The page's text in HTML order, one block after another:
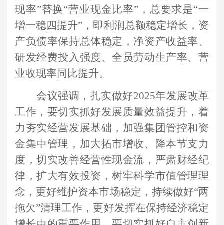
现率”替换“营业现金比率”，总要求是“一
增一稳四提升”，即利润总额稳定增长，资
产负债率保持总体稳定，净资产收益率、
研发经费投入强度、全员劳动生产率、营
业收现率同比提升。
会议强调，扎实做好2025年发展改革
工作，要切实抓好发展质量效益提升，着
力夯实经营发展基础，加强集团管控和资
金集中管理，加大拓市增收、降本节支力
度，切实改善经营性现金流，严肃财经纪
律，扩大有效投资，树牢科学市值管理理
念，更好维护资本市场稳定，持续做好“两
拖欠”清理工作，更好发挥在保持经济稳定